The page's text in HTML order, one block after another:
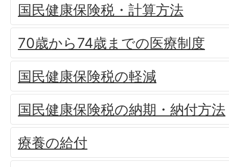
国民健康保険税・計算方法
70歳から74歳までの医療制度
国民健康保険税の軽減
国民健康保険税の納期・納付方法
療養の給付